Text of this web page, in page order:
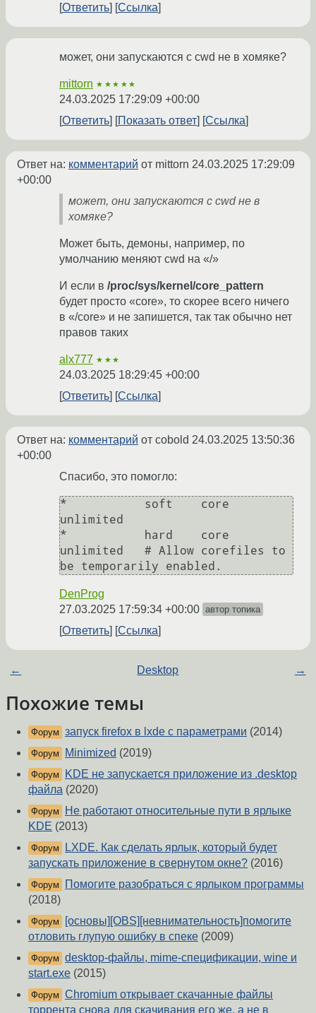
Ответить
Ссылка
может, они запускаются с cwd не в хомяке?
mittorn ★★★★★
24.03.2025 17:29:09 +00:00
Ответить
Показать ответ Ссылка
Ответ на: комментарий от mittorn 24.03.2025 17:29:09
+00:00
может, они запускаются с cwd не в
хомяке?
Может быть, демоны, например, по
умолчанию меняют cwd на «/»
И если в /proc/sys/kernel/core_pattern
будет просто «core», то скорее всего ничего
в «/core» и не запишется, так так обычно нет
правов таких
alx777 ★★★
24.03.2025 18:29:45 +00:00
Ответить
Ссылка
Ответ на: комментарий от cobold 24.03.2025 13:50:36
+00:00
Спасибо, это помогло:
*           soft    core
unlimited
*           hard    core
unlimited   # Allow corefiles to
DenProg
27.03.2025 17:59:34 +00:00 автор топика
Ответить Ссылка
← Desktop →
Похожие темы
Форум запуск firefox в lxde с параметрами (2014)
Форум Minimized (2019)
Форум
KDE не запускается приложение из .desktop
файла (2020)
Форум
Не работают относительные пути в ярлыке
KDE (2013)
Форум
LXDE. Как сделать ярлык, который будет
запускать приложение в свернутом окне? (2016)
Форум
Помогите разобраться с ярлыком программы
(2018)
Форум
[основы][OBS][невнимательность]помогите
отловить глупую ошибку в спеке (2009)
Форум desktop-файлы, mime-спецификации, wine и
start.exe (2015)
Форум Chromium открывает скачанные файлы
торрента снова для скачивания его же, а не в